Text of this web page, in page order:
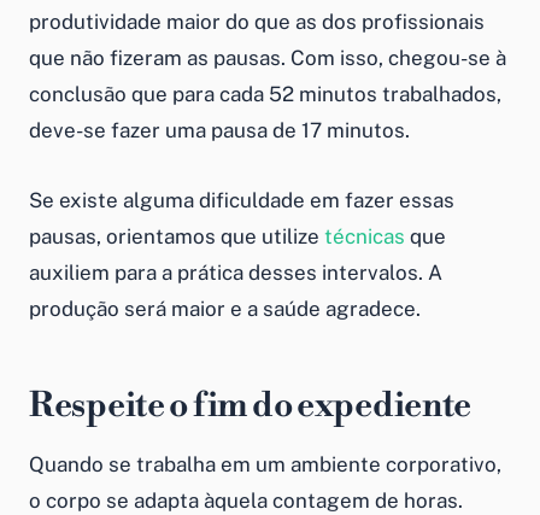
produtividade maior do que as dos profissionais
que não fizeram as pausas. Com isso, chegou-se à
conclusão que para cada 52 minutos trabalhados,
deve-se fazer uma pausa de 17 minutos.
Se existe alguma dificuldade em fazer essas
pausas, orientamos que utilize técnicas que
auxiliem para a prática desses intervalos. A
produção será maior e a saúde agradece.
Respeite o fim do expediente
Quando se trabalha em um ambiente corporativo,
o corpo se adapta àquela contagem de horas.